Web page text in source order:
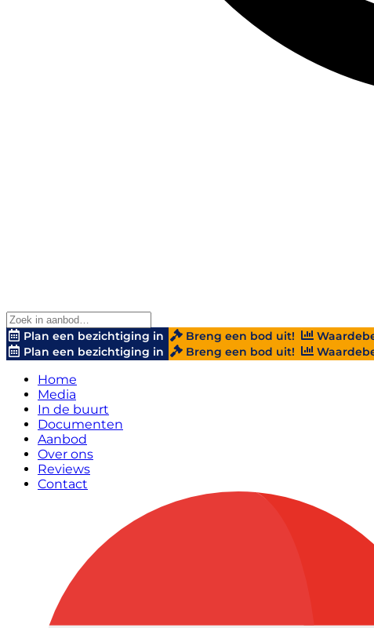
Plan een bezichtiging in Breng een bod uit!
Plan een bezichtiging in
Breng een bod uit!
Home
Media
In de buurt
Documenten
Aanbod
Over ons
Reviews
Contact